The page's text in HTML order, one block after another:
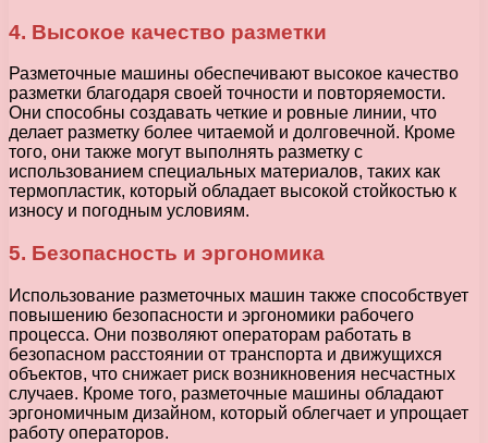
4. Высокое качество разметки
Разметочные машины обеспечивают высокое качество
разметки благодаря своей точности и повторяемости.
Они способны создавать четкие и ровные линии, что
делает разметку более читаемой и долговечной. Кроме
того, они также могут выполнять разметку с
использованием специальных материалов, таких как
термопластик, который обладает высокой стойкостью к
износу и погодным условиям.
5. Безопасность и эргономика
Использование разметочных машин также способствует
повышению безопасности и эргономики рабочего
процесса. Они позволяют операторам работать в
безопасном расстоянии от транспорта и движущихся
объектов, что снижает риск возникновения несчастных
случаев. Кроме того, разметочные машины обладают
эргономичным дизайном, который облегчает и упрощает
работу операторов.